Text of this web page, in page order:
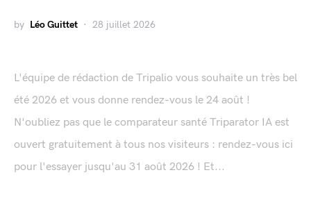
by Léo Guittet 28 juillet 2026
L'équipe de rédaction de Tripalio vous souhaite un très bel
été 2026 et vous donne rendez-vous le 24 août !
N'oubliez pas que le comparateur santé Triparator IA est
ouvert gratuitement à tous nos visiteurs : rendez-vous ici
pour l'essayer jusqu'au 31 août 2026 ! Et...